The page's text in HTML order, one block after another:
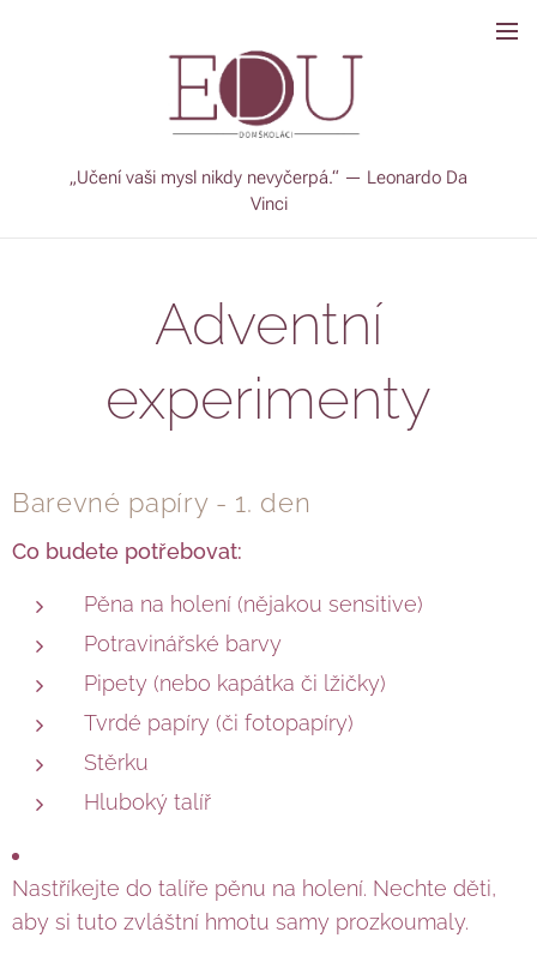
„Učení vaši mysl nikdy nevyčerpá.“ — Leonardo Da
Vinci
Adventní
experimenty
Barevné papíry - 1. den
Co budete potřebovat:
Pěna na holení (nějakou sensitive)
Potravinářské barvy
Pipety (nebo kapátka či lžičky)
Tvrdé papíry (či fotopapíry)
Stěrku
Hluboký talíř
Nastříkejte do talíře pěnu na holení. Nechte děti,
aby si tuto zvláštní hmotu samy prozkoumaly.